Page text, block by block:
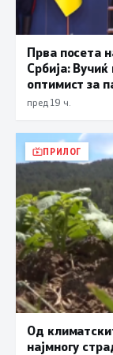
Прва посета
Србија:
оптимист за
пред 19 ч.
ПРИЛОГ
Од
најмногу